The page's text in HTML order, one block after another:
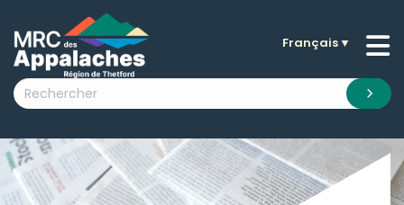
submenu (La MRC )
submenu (Citoyens )
submenu (Visiteurs )
submenu (Nouvelles )
Français▼